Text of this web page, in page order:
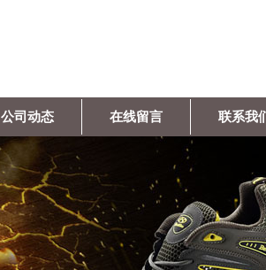
公司动态 在线留言 联系我